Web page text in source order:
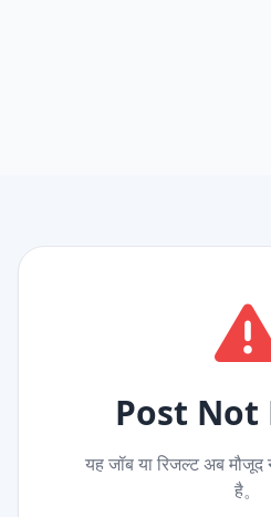
Post Not
यह जॉब या रिजल्ट अब मौजूद
है。